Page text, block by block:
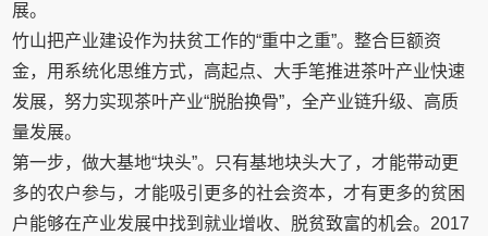
展。
竹山把产业建设作为扶贫工作的“重中之重”。整合巨额资
金，用系统化思维方式，高起点、大手笔推进茶叶产业快速
发展，努力实现茶叶产业“脱胎换骨”，全产业链升级、高质
量发展。
第一步，做大基地“块头”。只有基地块头大了，才能带动更
多的农户参与，才能吸引更多的社会资本，才有更多的贫困
户能够在产业发展中找到就业增收、脱贫致富的机会。2017